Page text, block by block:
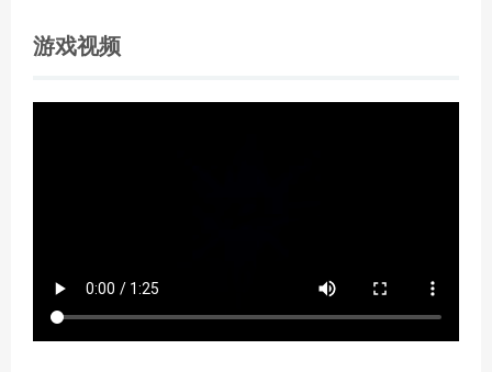
游戏视频